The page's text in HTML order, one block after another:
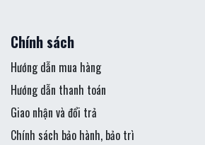
Chính sách
Hướng dẫn mua hàng
Hướng dẫn thanh toán
Giao nhận và đổi trả
Chính sách bảo hành, bảo trì